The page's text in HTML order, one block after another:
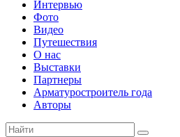
Интервью
Фото
Видео
Путешествия
О нас
Выставки
Партнеры
Арматуростроитель года
Авторы